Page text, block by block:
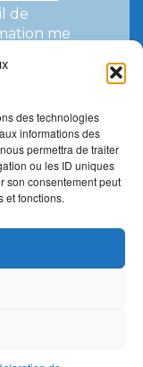
des technologies
informations des
permettra de traiter
ou les ID uniques
son consentement peut
et fonctions.
de
me
et